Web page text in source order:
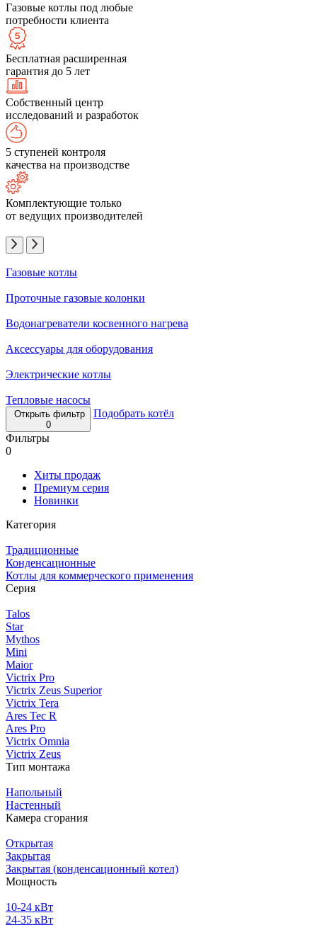
Газовые котлы под любые
потребности клиента
Бесплатная расширенная
гарантия до 5 лет
Собственный центр
исследований и разработок
5 ступеней контроля
качества на производстве
Комплектующие только
от ведущих производителей
Газовые котлы
Проточные газовые колонки
Водонагреватели косвенного нагрева
Аксессуары для оборудования
Электрические котлы
Тепловые насосы
Открыть фильтр
0
Подобрать котёл
Фильтры
0
Хиты продаж
Премиум серия
Новинки
Категория
Традиционные
Конденсационные
Котлы для коммерческого применения
Серия
Talos
Star
Mythos
Mini
Maior
Victrix Pro
Victrix Zeus Superior
Victrix Tera
Ares Tec R
Ares Pro
Victrix Omnia
Victrix Zeus
Тип монтажа
Напольный
Настенный
Камера сгорания
Открытая
Закрытая
Закрытая (конденсационный котел)
Мощность
10-24 кВт
24-35 кВт